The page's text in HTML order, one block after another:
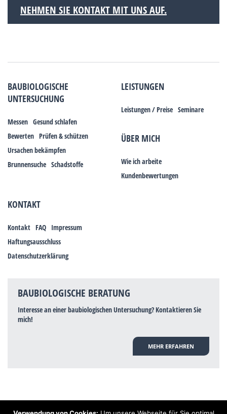
NEHMEN SIE KONTAKT MIT UNS AUF.
BAUBIOLOGISCHE
UNTERSUCHUNG
Messen Gesund schlafen
Bewerten Prüfen & schützen
Ursachen bekämpfen
Brunnensuche Schadstoffe
LEISTUNGEN
Leistungen / Preise Seminare
ÜBER MICH
Wie ich arbeite
Kundenbewertungen
KONTAKT
Kontakt FAQ Impressum
Haftungsausschluss
Datenschutzerklärung
BAUBIOLOGISCHE BERATUNG
Interesse an einer baubiologischen Untersuchung? Kontaktieren Sie
mich!
MEHR ERFAHREN